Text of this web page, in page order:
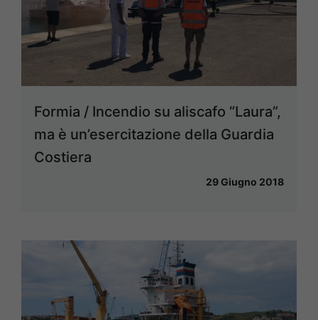
Formia / Incendio su aliscafo “Laura”,
ma è un’esercitazione della Guardia
Costiera
29 Giugno 2018